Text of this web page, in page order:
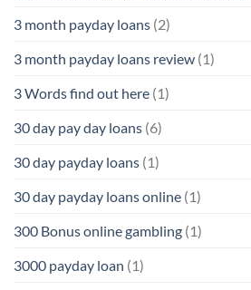
3 month payday loans (2)
3 month payday loans review (1)
3 Words find out here (1)
30 day pay day loans (6)
30 day payday loans (1)
30 day payday loans online (1)
300 Bonus online gambling (1)
3000 payday loan (1)